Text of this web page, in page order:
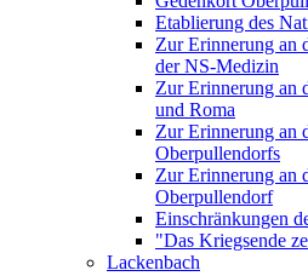
Etablierung des
Zur Erinnerung an
der NS-Medizin
Zur Erinnerung an
und Roma
Zur Erinnerung an
Oberpullendorfs
Zur Erinnerung an
Oberpullendorf
Einschränkungen
"Das Kriegsende
Lackenbach